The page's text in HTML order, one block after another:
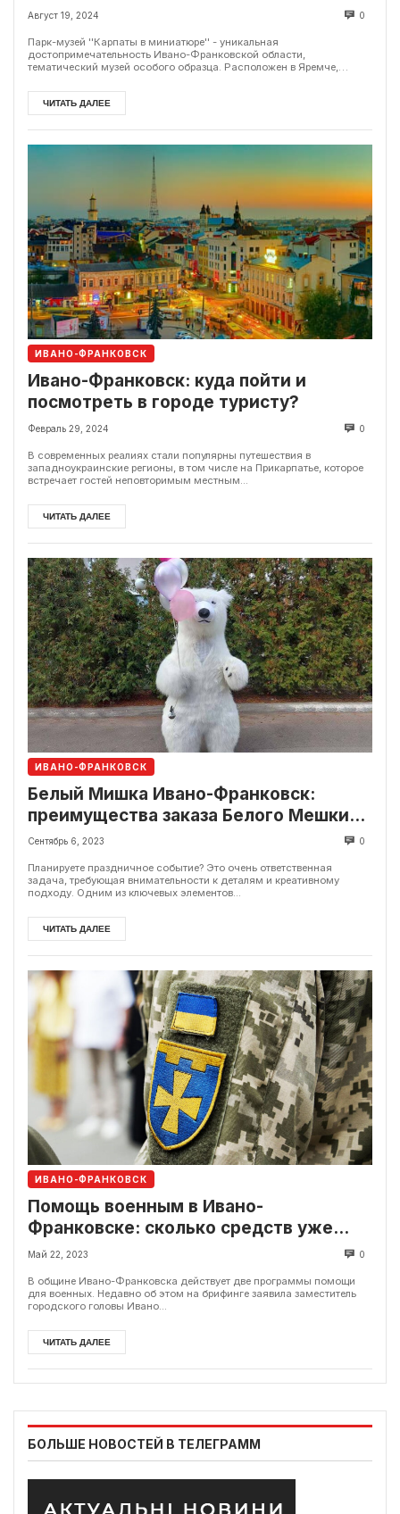
Август 19, 2024 0
Парк-музей ''Карпаты в миниатюре'' - уникальная
достопримечательность Ивано-Франковской области,
тематический музей особого образца. Расположен в Яремче,
ЧИТАТЬ ДАЛЕЕ
ИВАНО-ФРАНКОВСК
Ивано-Франковск: куда пойти и
посмотреть в городе туристу?
Февраль 29, 2024 0
В современных реалиях стали популярны путешествия в
западноукраинские регионы, в том числе на Прикарпатье, которое
встречает гостей неповторимым местным...
ЧИТАТЬ ДАЛЕЕ
ИВАНО-ФРАНКОВСК
Белый Мишка Ивано-Франковск:
преимущества заказа Белого Мешки
на праздник
Сентябрь 6, 2023 0
Планируете праздничное событие? Это очень ответственная
задача, требующая внимательности к деталям и креативному
подходу. Одним из ключевых элементов...
ЧИТАТЬ ДАЛЕЕ
ИВАНО-ФРАНКОВСК
Помощь военным в Ивано-
Франковске: сколько средств уже
выделили
Май 22, 2023 0
В общине Ивано-Франковска действует две программы помощи
для военных. Недавно об этом на брифинге заявила заместитель
городского головы Ивано...
ЧИТАТЬ ДАЛЕЕ
БОЛЬШЕ НОВОСТЕЙ В ТЕЛЕГРАММ